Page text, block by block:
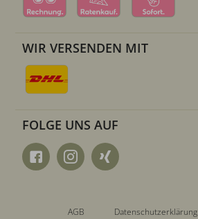
WIR VERSENDEN MIT
FOLGE UNS AUF
AGB Datenschutzerklärung